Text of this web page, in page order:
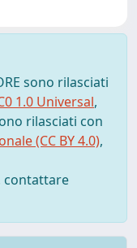
sono rilasciati
1.0 Universal,
rilasciati con
(CC BY 4.0),
contattare